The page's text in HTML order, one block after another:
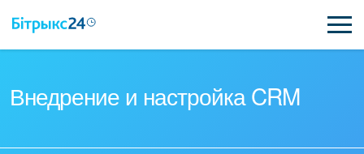
Внедрение и настройка CRM